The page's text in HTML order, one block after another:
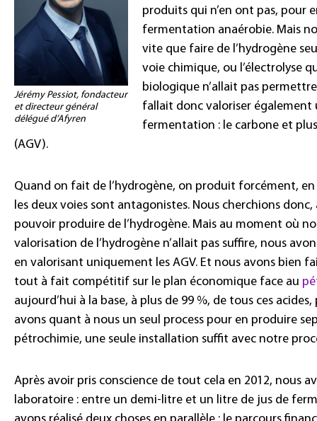
Jérémy Pessiot, fondacteur
et directeur général
délégué d’Afyren
produits qui n’en ont pas, pour
fermentation anaérobie. Mais
vite que faire de l’hydrogène
voie chimique, ou l’électrolyse
biologique n’allait pas
fallait donc valoriser
fermentation : le carbone et
(AGV).
Quand on fait de l’hydrogène, on produit forcément, en
les deux voies sont antagonistes. Nous cherchions
pouvoir produire de l’hydrogène. Mais au moment où
valorisation de l’hydrogène n’allait pas suffire, nous
en valorisant uniquement les AGV. Et nous avons bien
tout à fait compétitif sur le plan économique face au
aujourd’hui à la base, à plus de 99 %, de tous ces
avons quant à nous un seul process pour en produire
pétrochimie, une seule installation suffit avec notre
Après avoir pris conscience de tout cela en 2012, nous
laboratoire : entre un demi-litre et un litre de jus de